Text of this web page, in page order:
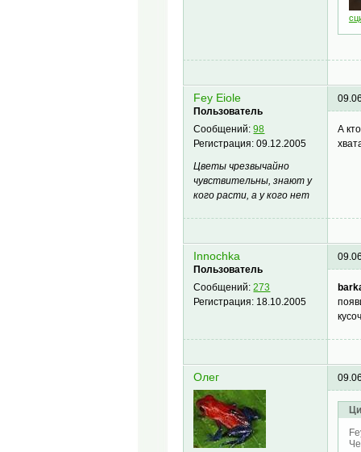
Fey Eiole
Пользователь
Сообщений:98
Регистрация:09.12.2005
Цветы чрезвычайно
чувствительны, знают у
кого расти, а у кого нет
А
Innochka
Пользователь
Сообщений:273
Регистрация: 18.10.2005
Олег